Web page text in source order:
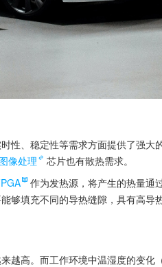
性、稳定性等需求方面提供了强大
图像处理
芯片也有散热需求。
作为发热源，将产生的热量通
够填充不同的导热缝隙，具有高导
越高。而工作环境中温湿度的变化